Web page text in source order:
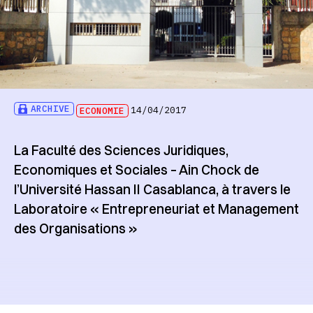
ARCHIVE ECONOMIE 14/04/2017
La Faculté des Sciences Juridiques,
Economiques et Sociales – Ain Chock de
l’Université Hassan II Casablanca, à travers le
Laboratoire « Entrepreneuriat et Management
des Organisations »